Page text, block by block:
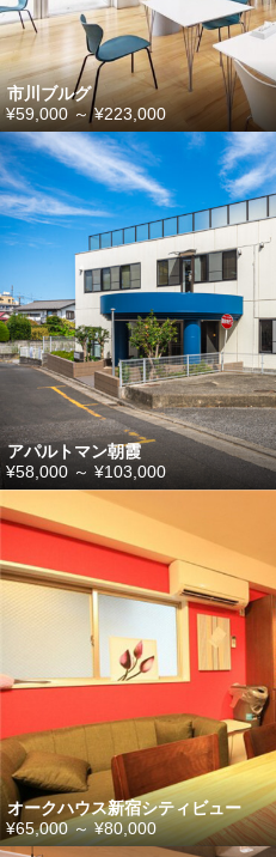
市川ブルグ
¥59,000～¥223,000
アパルトマン朝霞
¥58,000 ～ ¥103,000
オークハウス新宿シティビュー
¥65,000～¥80,000